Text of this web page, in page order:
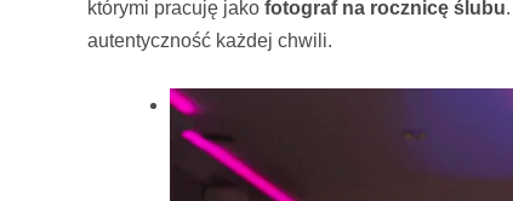
którymi pracuję jako fotograf na rocznicę ślubu
autentyczność każdej chwili.